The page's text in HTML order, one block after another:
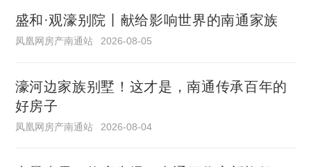
盛和·观濠别院丨献给影响世界的南通家族
凤凰网房产南通站 2026-08-05
濠河边家族别墅！这才是，南通传承百年的
好房子
凤凰网房产南通站 2026-08-04